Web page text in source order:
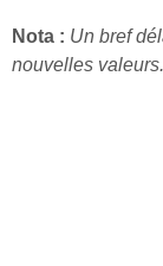
Nota : Un bref
nouvelles valeurs.